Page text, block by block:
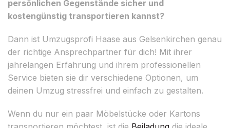
persönlichen Gegenstände sicher und
kostengünstig transportieren kannst?
Dann ist Umzugsprofi Haase aus Gelsenkirchen genau
der richtige Ansprechpartner für dich! Mit ihrer
jahrelangen Erfahrung und ihrem professionellen
Service bieten sie dir verschiedene Optionen, um
deinen Umzug stressfrei und einfach zu gestalten.
Wenn du nur ein paar Möbelstücke oder Kartons